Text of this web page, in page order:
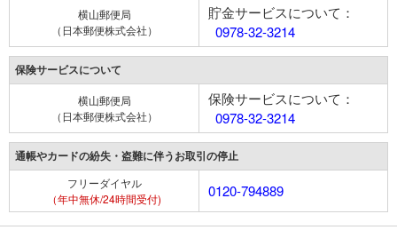
横山郵便局
（日本郵便株式会社）
貯金サービスについて：
0978-32-3214
保険サービスについて
横山郵便局
（日本郵便株式会社）
保険サービスについて：
0978-32-3214
通帳やカードの紛失・盗難に伴うお取引の停止
フリーダイヤル
（年中無休/24時間受付)
0120-794889